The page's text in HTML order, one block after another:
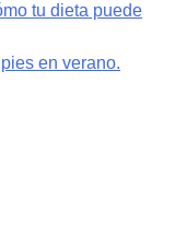
tu dieta puede
en verano.